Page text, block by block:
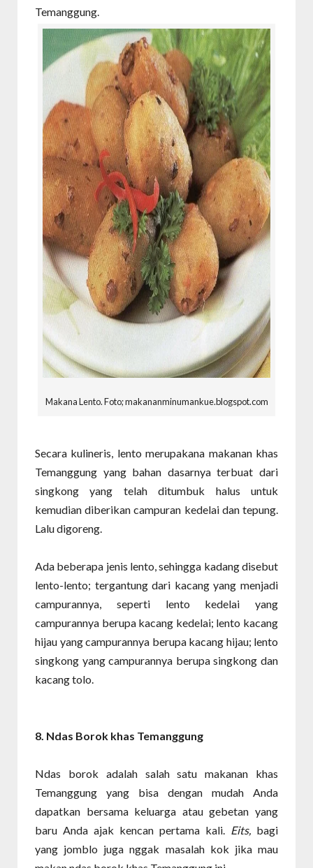
Temanggung.
Makana Lento. Foto; makananminumankue.blogspot.com
Secara kulineris, lento merupakana makanan khas
Temanggung yang bahan dasarnya terbuat dari
singkong yang telah ditumbuk halus untuk
kemudian diberikan campuran kedelai dan tepung.
Lalu digoreng.
Ada beberapa jenis lento, sehingga kadang disebut
lento-lento; tergantung dari kacang yang menjadi
campurannya, seperti lento kedelai yang
campurannya berupa kacang kedelai; lento kacang
hijau yang campurannya berupa kacang hijau; lento
singkong yang campurannya berupa singkong dan
kacang tolo.
8. Ndas Borok khas Temanggung
Ndas borok adalah salah satu makanan khas
Temanggung yang bisa dengan mudah Anda
dapatkan bersama keluarga atau gebetan yang
baru Anda ajak kencan pertama kali. Eits, bagi
yang jomblo juga nggak masalah kok jika mau